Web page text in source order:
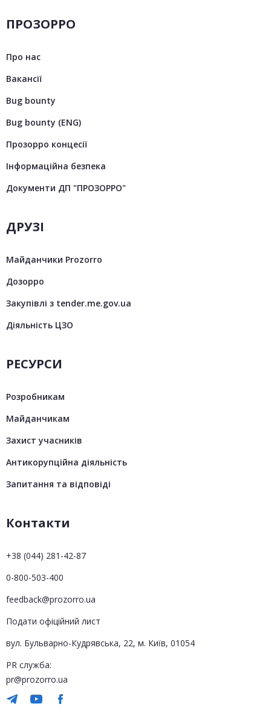
ПРОЗОРРО
Про нас
Вакансії
Bug bounty
Bug bounty (ENG)
Прозорро концесії
Інформаційна безпека
Документи ДП "ПРОЗОРРО"
ДРУЗІ
Майданчики Prozorro
Дозорро
Закупівлі з tender.me.gov.ua
Діяльність ЦЗО
РЕСУРСИ
Розробникам
Майданчикам
Захист учасників
Антикорупційна діяльність
Запитання та відповіді
Контакти
+38 (044) 281-42-87
0-800-503-400
feedback@prozorro.ua
Подати офіційний лист
вул. Бульварно-Кудрявська, 22, м. Київ, 01054
PR служба:
pr@prozorro.ua